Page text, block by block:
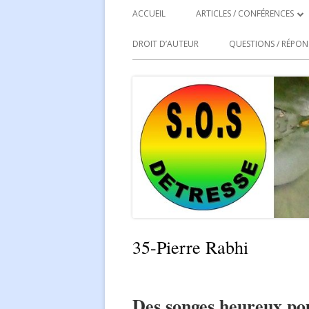
Primary
Menu
ACCUEIL ARTICLES / CONFÉRENCES
ARTICLES
DROIT D’AUTEUR QUESTIONS /
35-Pierre Rabhi